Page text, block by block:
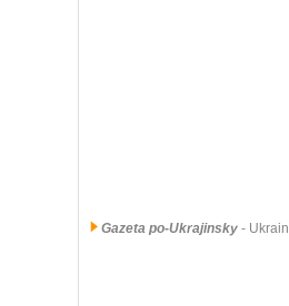
Gazeta po-Ukrajinsky -